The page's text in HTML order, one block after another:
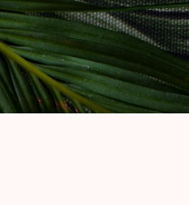
utama